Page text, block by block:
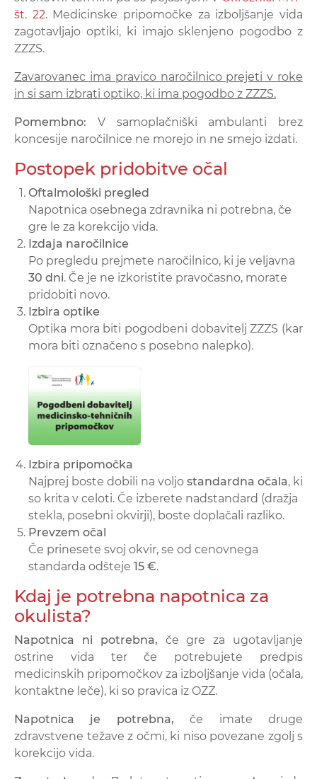
št. 22.Medicinske pripomočke za izboljšanje vida
zagotavljajo optiki, ki imajo sklenjeno pogodbo z
ZZZS.
Zavarovanec ima pravico naročilnico prejeti v roke
in si sam izbrati optiko, ki ima pogodbo z ZZZS.
Pomembno: V samoplačniški ambulanti brez
koncesije naročilnice ne morejo in ne smejo izdati.
Postopek pridobitve očal
Oftalmološki pregled
Napotnica osebnega zdravnika ni potrebna, če
gre le za korekcijo vida.
Izdaja naročilnice
Po pregledu prejmete naročilnico, ki je veljavna
30 dni. Če je ne izkoristite pravočasno, morate
pridobiti novo.
Izbira optike
Optika mora biti pogodbeni dobavitelj ZZZS (kar
mora biti označeno s posebno nalepko).
Izbira pripomočka
Najprej boste dobili na voljo standardna očala, ki
so krita v celoti. Če izberete nadstandard (dražja
stekla, posebni okvirji), boste doplačali razliko.
Prevzem očal
Če prinesete svoj okvir, se od cenovnega
standarda odšteje 15 €.
Kdaj je potrebna napotnica za
okulista?
Napotnica ni potrebna, če gre za ugotavljanje
ostrine vida ter če potrebujete predpis
medicinskih pripomočkov za izboljšanje vida (očala,
kontaktne leče), ki so pravica iz OZZ.
Napotnica je potrebna,če
imate druge
zdravstvene težave z očmi, ki niso povezane zgolj s
korekcijo vida.